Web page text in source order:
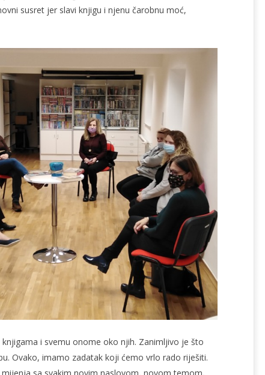
susret jer slavi knjigu i njenu čarobnu moć,
i svemu onome oko njih. Zanimljivo je što
Ovako, imamo zadatak koji ćemo vrlo rado riješiti.